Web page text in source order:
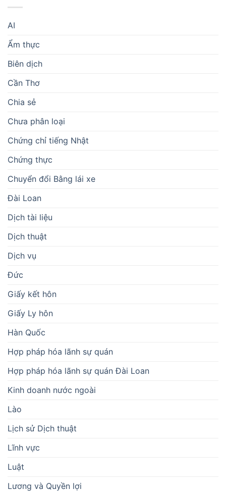
AI
Ẩm thực
Biên dịch
Cần Thơ
Chia sẻ
Chưa phân loại
Chứng chỉ tiếng Nhật
Chứng thực
Chuyển đổi Bằng lái xe
Đài Loan
Dịch tài liệu
Dịch thuật
Dịch vụ
Đức
Giấy kết hôn
Giấy Ly hôn
Hàn Quốc
Hợp pháp hóa lãnh sự quán
Hợp pháp hóa lãnh sự quán Đài Loan
Kinh doanh nước ngoài
Lào
Lịch sử Dịch thuật
Lĩnh vực
Luật
Lương và Quyền lợi